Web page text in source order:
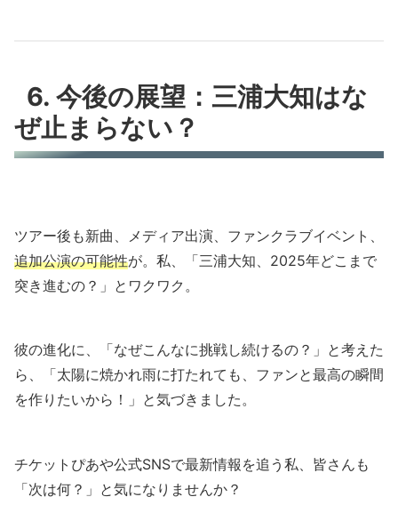
6. 今後の展望：三浦大知はな
ぜ止まらない？
ツアー後も新曲、メディア出演、ファンクラブイベント、
追加公演の可能性が。私、「三浦大知、2025年どこまで
突き進むの？」とワクワク。
彼の進化に、「なぜこんなに挑戦し続けるの？」と考えた
ら、「太陽に焼かれ雨に打たれても、ファンと最高の瞬間
を作りたいから！」と気づきました。
チケットぴあや公式SNSで最新情報を追う私、皆さんも
「次は何？」と気になりませんか？